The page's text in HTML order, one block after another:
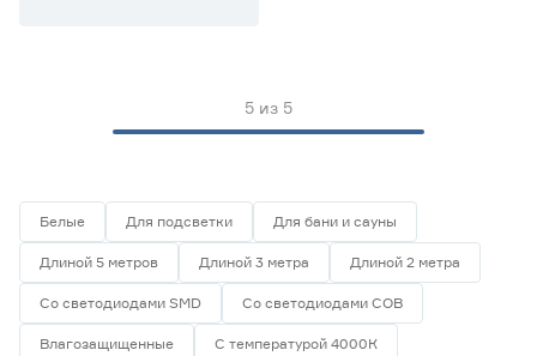
2700-3000 (теплый)
4000 (нейтральный)
Ещё 4
20 33 65
67 68
5 из 5
Белые Для подсветки Для бани и сауны
Длиной 5 метров Длиной 3 метра Длиной 2 метра
Со светодиодами SMD Со светодиодами СОВ
Влагозащищенные С температурой 4000К